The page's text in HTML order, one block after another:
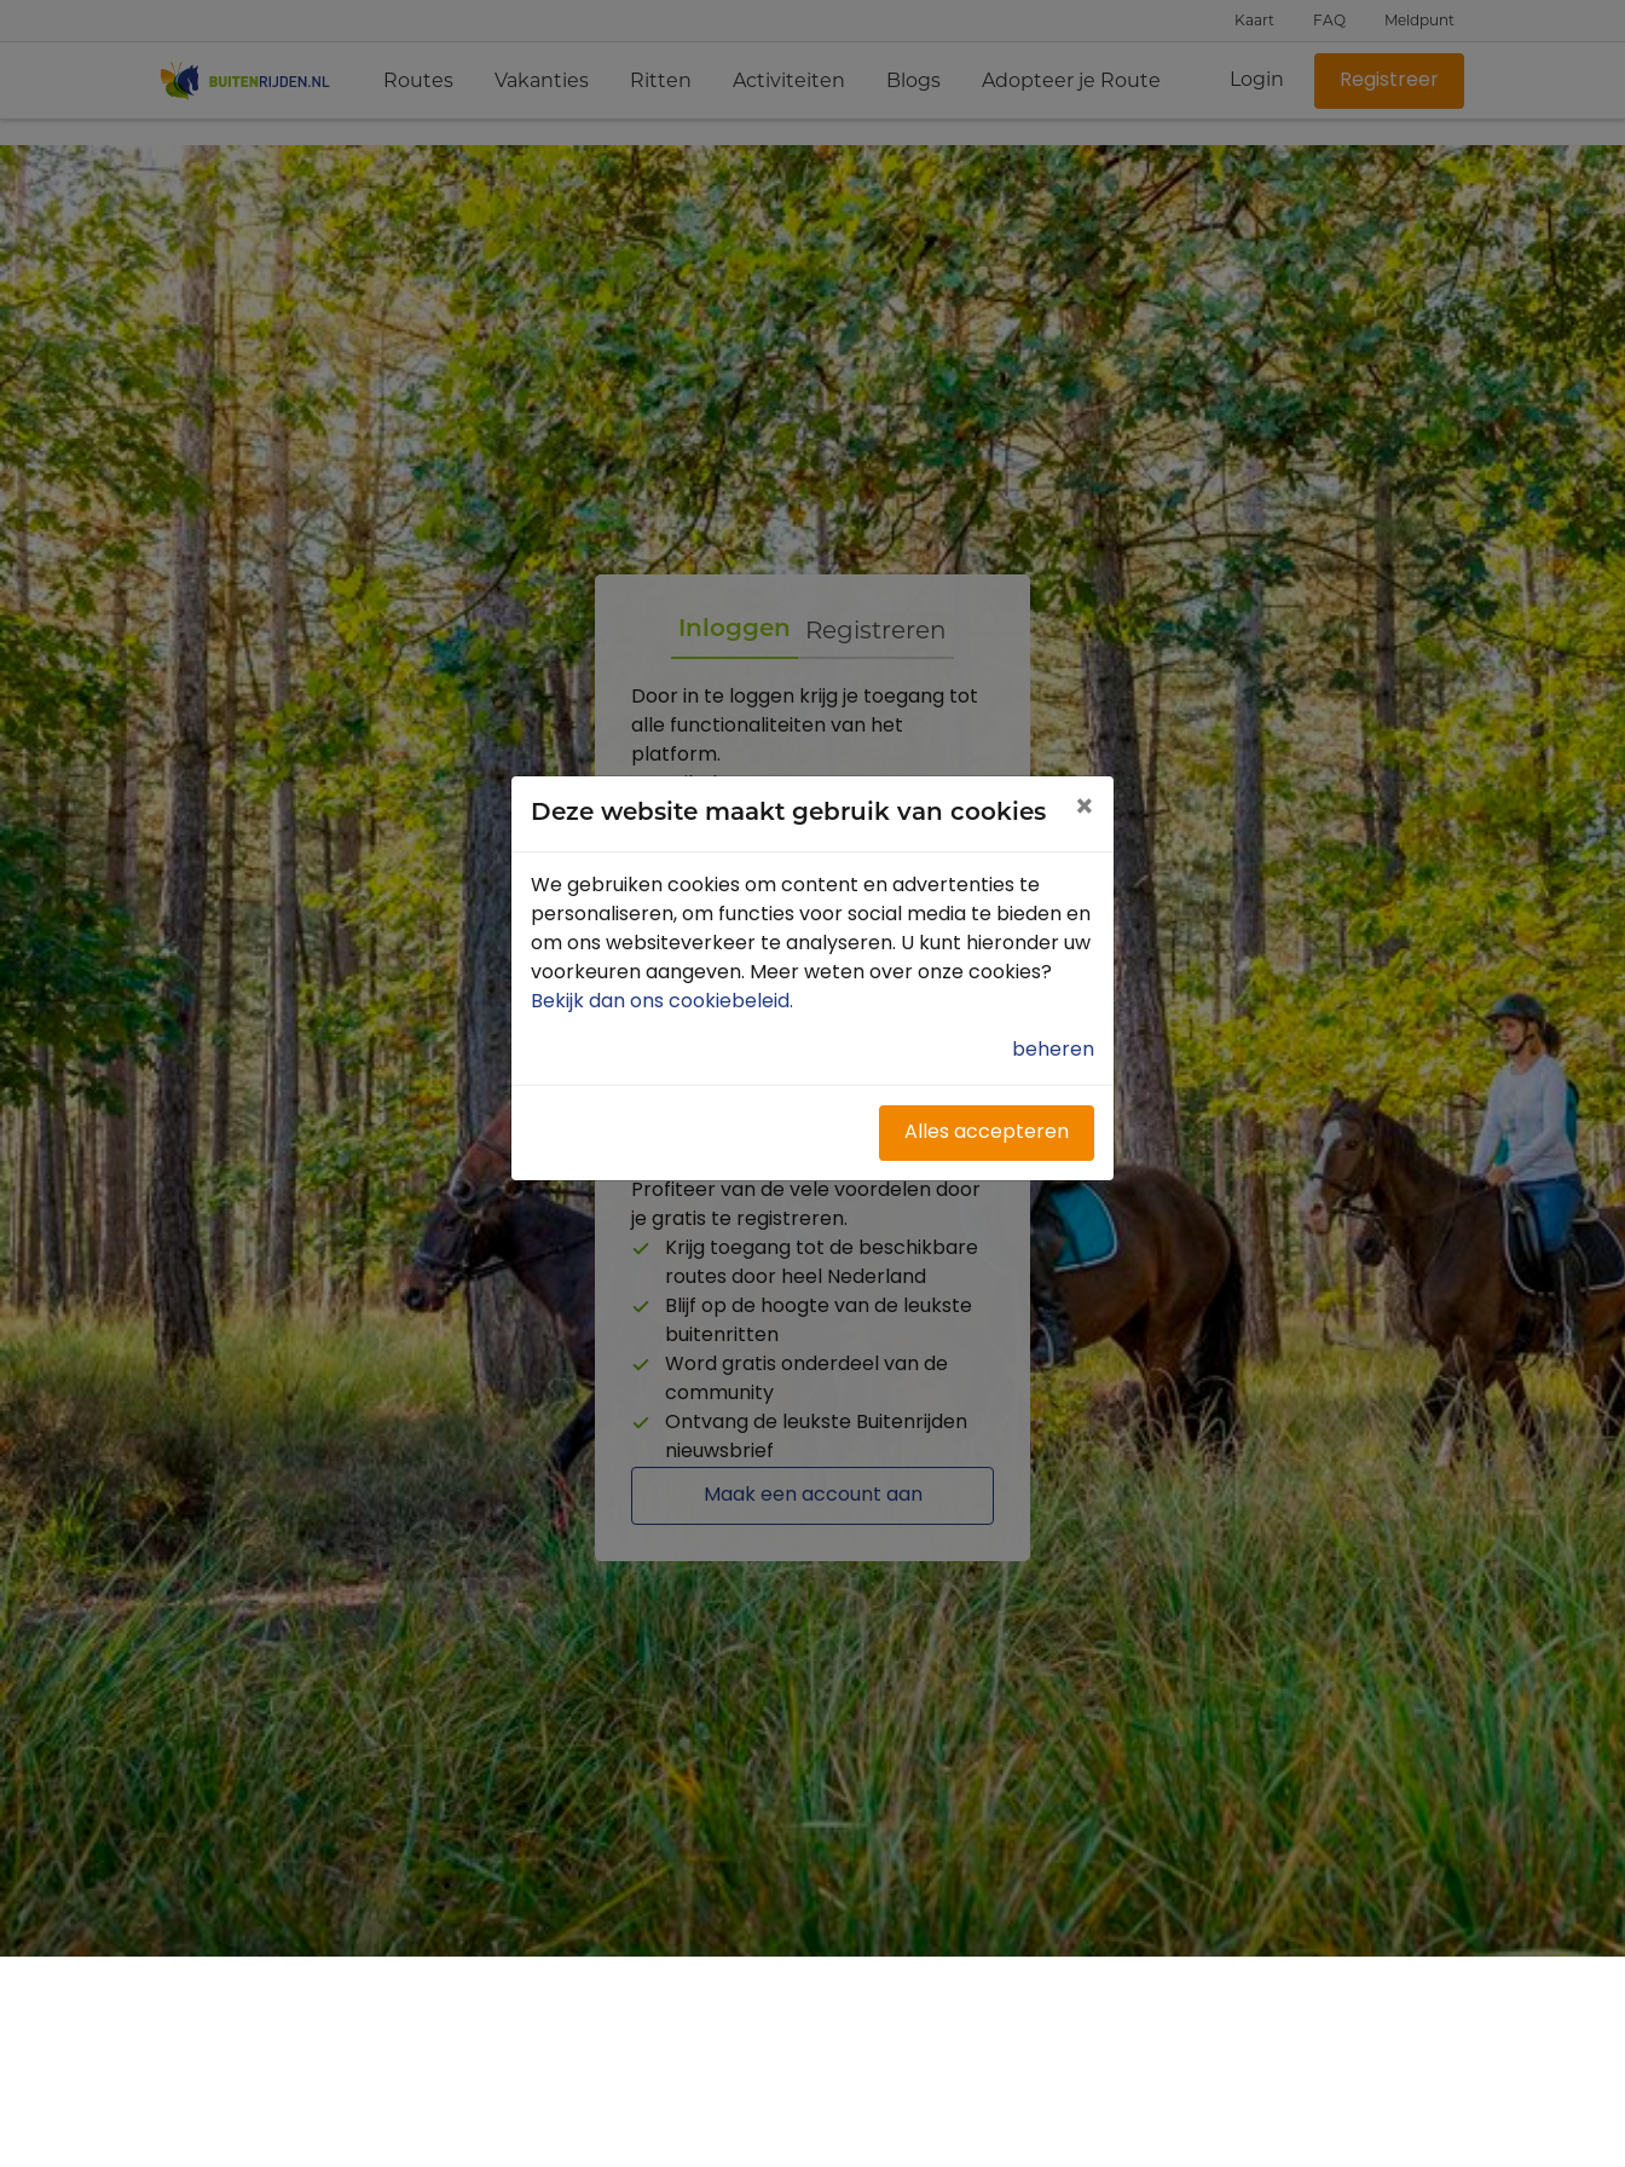
Kaart FAQ Meldpunt
Routes Vakanties Ritten Activiteiten Blogs Adopteer je Route Login Registreer
Inloggen Registreren
Door in te loggen krijg je toegang tot
alle functionaliteiten van het
platform.
Toon
Inloggen
Wachtwoord vergeten?
Heb je nog geen account?
Profiteer van de vele voordelen door
je gratis te registreren.
Krijg toegang tot de beschikbare
routes door heel Nederland
Blijf op de hoogte van de leukste
buitenritten
Word gratis onderdeel van de
community
Ontvang de leukste Buitenrijden
nieuwsbrief
Maak een account aan
Deze website maakt gebruik van cookies ×
We gebruiken cookies om content en advertenties te
personaliseren, om functies voor social media te bieden en
om ons websiteverkeer te analyseren. U kunt hieronder uw
voorkeuren aangeven. Meer weten over onze cookies?
Bekijk dan ons cookiebeleid.
beheren
Alles accepteren